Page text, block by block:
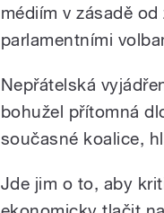
médiím v zásadě
parlamentními
Nepřátelská
bohužel přítomná
současné koalice,
Jde jim o to, aby